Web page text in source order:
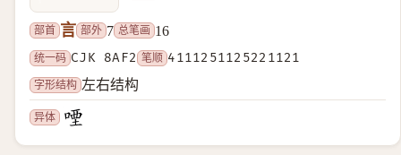
部首 言 部外 7 总笔画 16
统一码 CJK 8AF2 笔顺 4111251125221121
字形结构 左右结构
异体